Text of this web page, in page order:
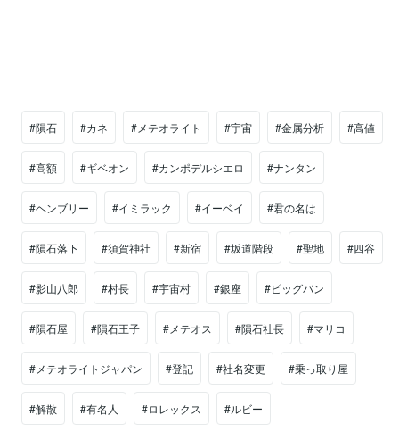
#隕石 #カネ #メテオライト #宇宙 #金属分析 #高値
#高額 #ギベオン #カンポデルシエロ #ナンタン
#ヘンブリー #イミラック #イーベイ #君の名は
#隕石落下 #須賀神社 #新宿 #坂道階段 #聖地 #四谷
#影山八郎 #村長 #宇宙村 #銀座 #ビッグバン
#隕石屋 #隕石王子 #メテオス #隕石社長 #マリコ
#メテオライトジャパン #登記 #社名変更 #乗っ取り屋
#解散 #有名人 #ロレックス #ルビー